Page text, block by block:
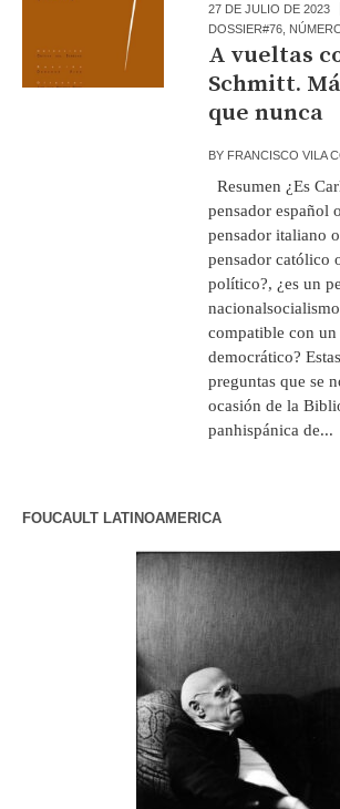
27 DE JULIO DE 2023
DOSSIER#76
A vueltas
Schmitt.
que nunca
BY FRANCISCO VILA
Resumen ¿Es
pensador español
pensador italiano
pensador católico
político?, ¿es un
compatible con un
democrático?
preguntas que se
ocasión de la
panhispánica de...
FOUCAULT LATINOAMERICA